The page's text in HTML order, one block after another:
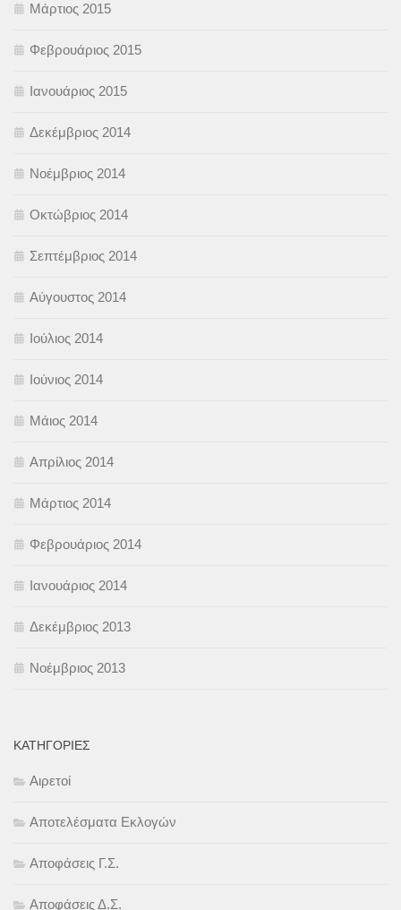
Μάρτιος 2015
Φεβρουάριος 2015
Ιανουάριος 2015
Δεκέμβριος 2014
Νοέμβριος 2014
Οκτώβριος 2014
Σεπτέμβριος 2014
Αύγουστος 2014
Ιούλιος 2014
Ιούνιος 2014
Μάιος 2014
Απρίλιος 2014
Μάρτιος 2014
Φεβρουάριος 2014
Ιανουάριος 2014
Δεκέμβριος 2013
Νοέμβριος 2013
KΑΤΗΓΟΡΊΕΣ
Αιρετοί
Αποτελέσματα Εκλογών
Αποφάσεις Γ.Σ.
Αποφάσεις Δ.Σ.